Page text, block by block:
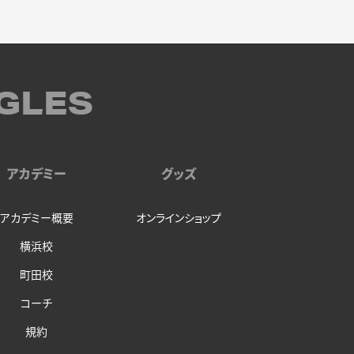
アカデミー
アカデミー概要
横浜校
町田校
コーチ
規約
グッズ
オンラインショップ